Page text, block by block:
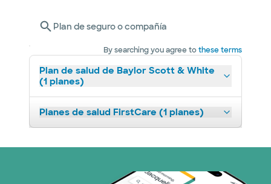
Plan de seguro o compañía
By searching you agree tothese terms
Plan de salud de Baylor Scott & White
(1 planes)
Planes de salud FirstCare (1 planes)